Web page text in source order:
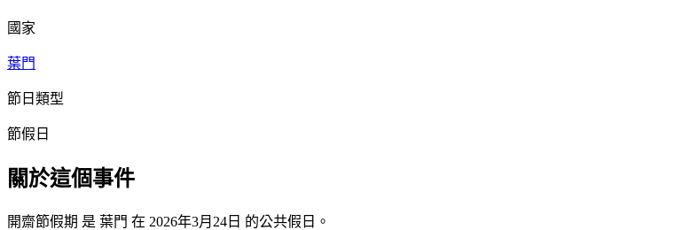
國家
葉門
節日類型
節假日
關於這個事件
開齋節假期 是 葉門 在 2026年3月24日 的公共假日。